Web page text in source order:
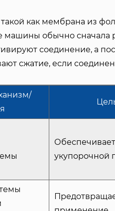
как мембрана из
машины обычно
соединение, а
сжатие, если
укупорочной